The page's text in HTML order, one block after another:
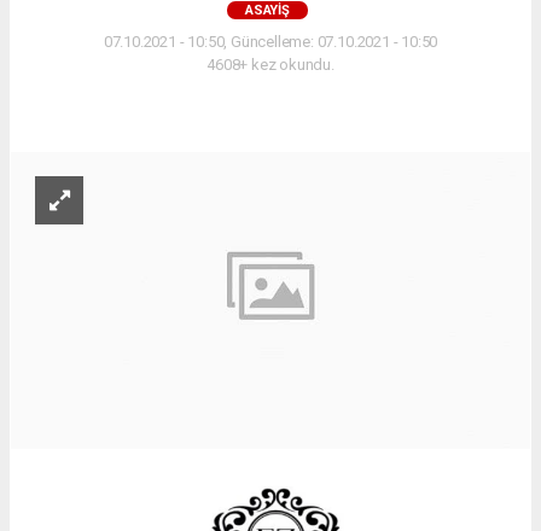
ASAYIŞ
07.10.2021 - 10:50, Güncelleme: 07.10.2021 - 10:50
4608+ kez okundu.